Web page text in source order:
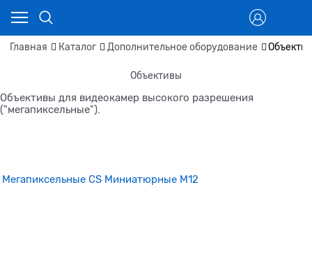
Главная Каталог Дополнительное оборудование
Объективы
Объективы для видеокамер высокого разрешения
("мегапиксельные").
Мегапиксельные CS Миниатюрные M12